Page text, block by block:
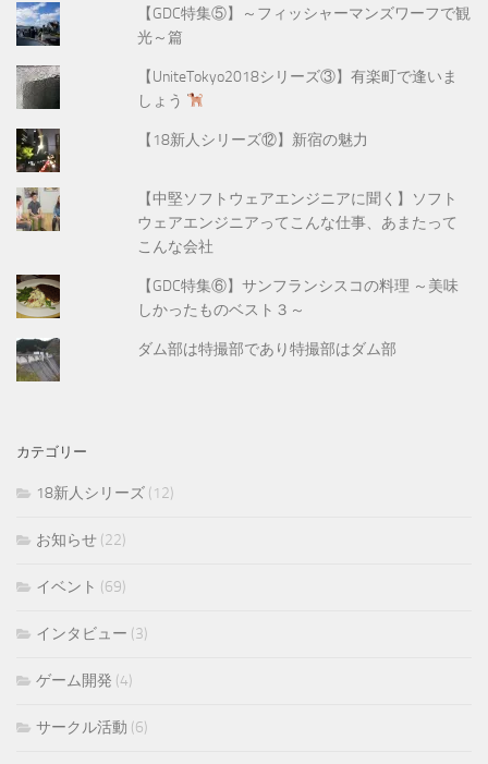
【GDC特集⑤】～フィッシャーマンズワーフで観
光～篇
【UniteTokyo2018シリーズ③】有楽町で逢いま
しょう
【18新人シリーズ⑫】新宿の魅力
【中堅ソフトウェアエンジニアに聞く】ソフト
ウェアエンジニアってこんな仕事、あまたって
こんな会社
【GDC特集⑥】サンフランシスコの料理 ～美味
しかったものベスト３～
ダム部は特撮部であり特撮部はダム部
カテゴリー
18新人シリーズ (12)
お知らせ (22)
イベント (69)
インタビュー (3)
ゲーム開発 (4)
サークル活動 (6)